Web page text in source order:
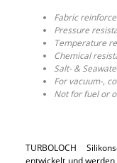
Fabric
Pressure
Temperature
Chemical
Salt- &
For vacuum-,
Not for fuel or
TURBOLOCH
entwickelt und